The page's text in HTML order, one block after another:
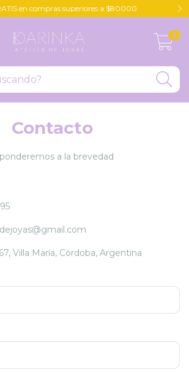
en compras superiores a $80000
0
Contacto
a la brevedad
Villa María, Córdoba, Argentina